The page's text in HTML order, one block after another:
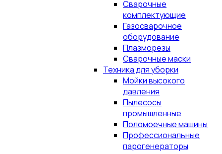
Сварочные
комплектующие
Газосварочное
оборудование
Плазморезы
Сварочные маски
Техника для уборки
Мойки высокого
давления
Пылесосы
промышленные
Поломоечные машины
Профессиональные
парогенераторы